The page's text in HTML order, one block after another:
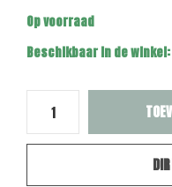
Op voorraad
Beschikbaar in de winkel: